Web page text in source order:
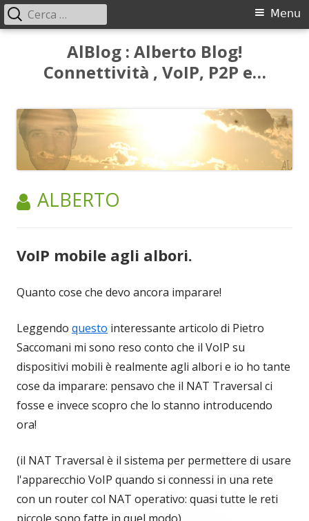
contenuto
AlBlog : Alberto Blog!
Connettività , VoIP, P2P e…
Menu
principale
Menu
Ricerca
per:
AUTORE:
ALBERTO
VoIP mobile agli albori.
Quanto cose che devo ancora imparare!
Leggendo questo interessante articolo di Pietro
Saccomani mi sono reso conto che il VoIP su
dispositivi mobili è realmente agli albori e io ho tante
cose da imparare: pensavo che il NAT Traversal ci
fosse e invece scopro che lo stanno introducendo
ora!
(il NAT Traversal è il sistema per permettere di usare
l'apparecchio VoIP quando si connessi in una rete
con un router col NAT operativo: quasi tutte le reti